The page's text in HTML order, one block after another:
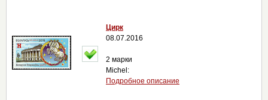
Цирк
08.07.2016
2 марки
Michel:
Подробное описание